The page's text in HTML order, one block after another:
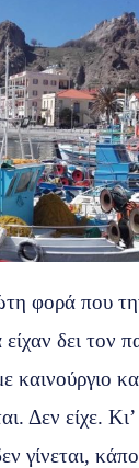
φορά που
δει τον
καινούργιο
Δεν είχε.
γίνεται,